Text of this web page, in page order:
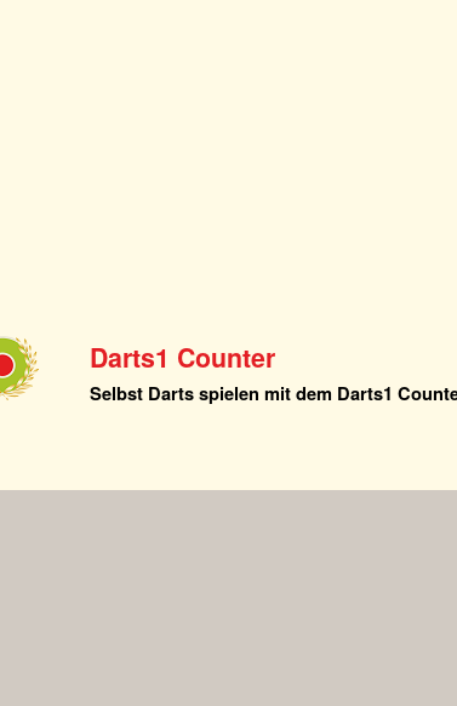
Darts1 Counter
Selbst Darts spielen mit dem Darts1